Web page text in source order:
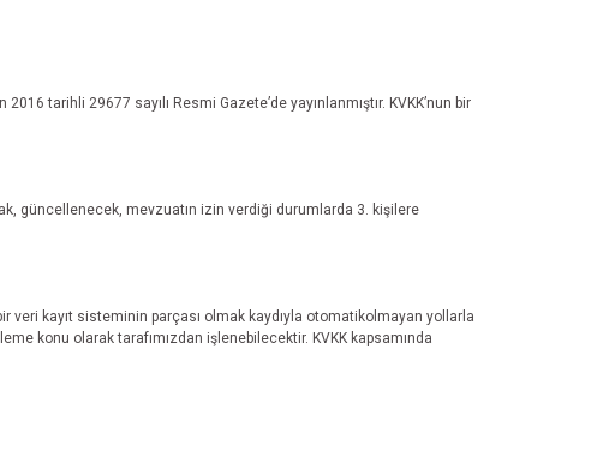
tarihli 29677 sayılı Resmi Gazete’de yayınlanmıştır. KVKK’nun bir
güncellenecek, mevzuatın izin verdiği durumlarda 3. kişilere
veri kayıt sisteminin parçası olmak kaydıyla otomatikolmayan yollarla
konu olarak tarafımızdan işlenebilecektir. KVKK kapsamında